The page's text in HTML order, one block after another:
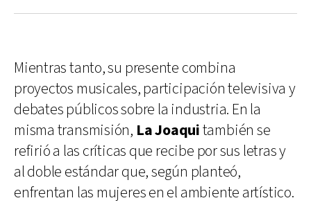
Mientras tanto, su presente combina
proyectos musicales, participación televisiva y
debates públicos sobre la industria. En la
misma transmisión, La Joaquitambién se
refirió a las críticas que recibe por sus letras y
al doble estándar que, según planteó,
enfrentan las mujeres en el ambiente artístico.